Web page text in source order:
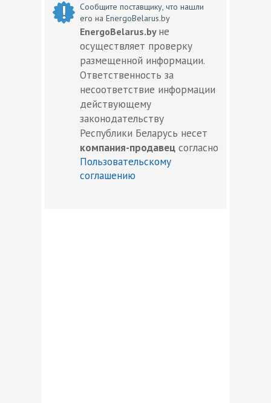
Сообщите поставщику, что нашли
его на EnergoBelarus.by
EnergoBelarus.by не
осуществляет проверку
размещенной информации.
Ответственность за
несоответствие информации
действующему
законодательству
Республики Беларусь несет
компания-продавец согласно
Пользовательскому
соглашению